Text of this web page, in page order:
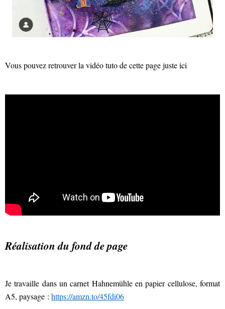
Vous pouvez retrouver la vidéo tuto de cette page juste ici
Réalisation du fond de page
Je travaille dans un carnet Hahnemühle en papier cellulose, format
A5, paysage : https://amzn.to/45fdi06